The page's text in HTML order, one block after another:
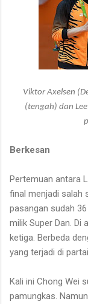
Viktor Axelsen
(tengah) dan
Berkesan
Pertemuan antara
final menjadi salah
pasangan sudah
milik Super Dan. Di
ketiga. Berbeda
yang terjadi di
Kali ini Chong Wei
pamungkas.